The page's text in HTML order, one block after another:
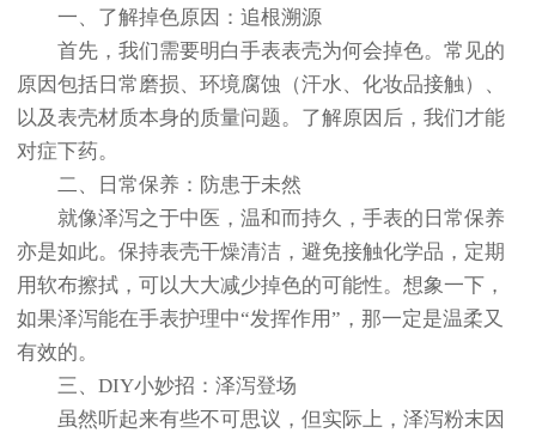
一、了解掉色原因：追根溯源
首先，我们需要明白手表表壳为何会掉色。常见的
原因包括日常磨损、环境腐蚀（汗水、化妆品接触）、
以及表壳材质本身的质量问题。了解原因后，我们才能
对症下药。
二、日常保养：防患于未然
就像泽泻之于中医，温和而持久，手表的日常保养
亦是如此。保持表壳干燥清洁，避免接触化学品，定期
用软布擦拭，可以大大减少掉色的可能性。想象一下，
如果泽泻能在手表护理中“发挥作用”，那一定是温柔又
有效的。
三、DIY小妙招：泽泻登场
虽然听起来有些不可思议，但实际上，泽泻粉末因